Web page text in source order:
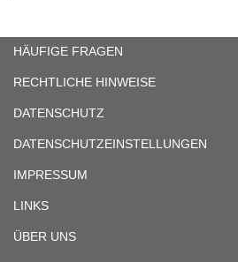
HÄUFIGE FRAGEN
RECHTLICHE HINWEISE
DATENSCHUTZ
DATENSCHUTZEINSTELLUNGEN
IMPRESSUM
LINKS
ÜBER UNS